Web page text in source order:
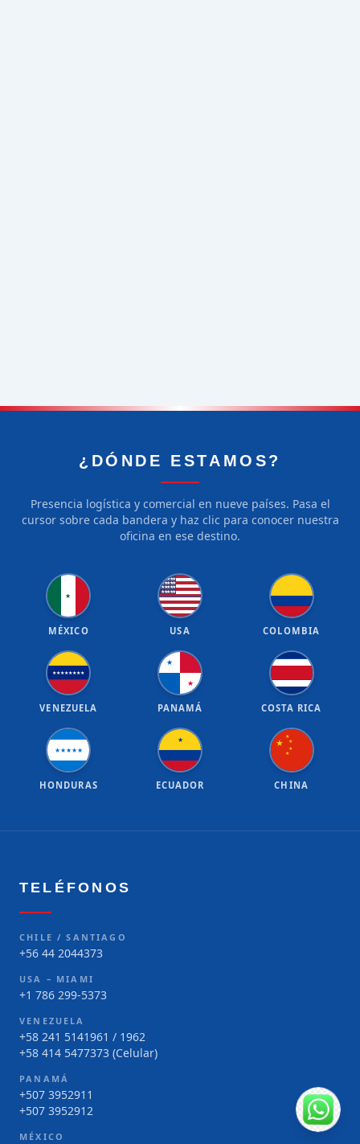
¿DÓNDE ESTAMOS?
Presencia logística y comercial en nueve países. Pasa el
cursor sobre cada bandera y haz clic para conocer nuestra
oficina en ese destino.
★
MÉXICO
★★★★★
★★★★★
★★★★★
★★★★★
USA COLOMBIA
★★★★★★★★
VENEZUELA
★
★
PANAMÁ COSTA RICA
★★★★★
HONDURAS
★
ECUADOR
★
★
★
★
★
CHINA
TELÉFONOS
CHILE / SANTIAGO
+56 44 2044373
USA – MIAMI
+1 786 299-5373
VENEZUELA
+58 241 5141961 / 1962
+58 414 5477373 (Celular)
PANAMÁ
+507 3952911
+507 3952912
MÉXICO